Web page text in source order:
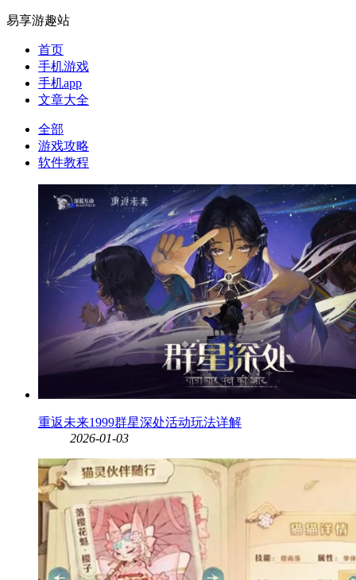
易享游趣站
首页
手机游戏
手机app
文章大全
全部
游戏攻略
软件教程
重返未来1999群星深处活动玩法详解
2026-01-03